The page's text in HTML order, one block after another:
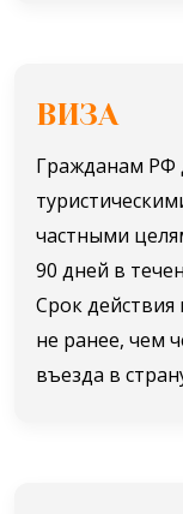
ВИЗА
Гражданам РФ
частными
90 дней в
Срок действия
не ранее, чем
въезда в